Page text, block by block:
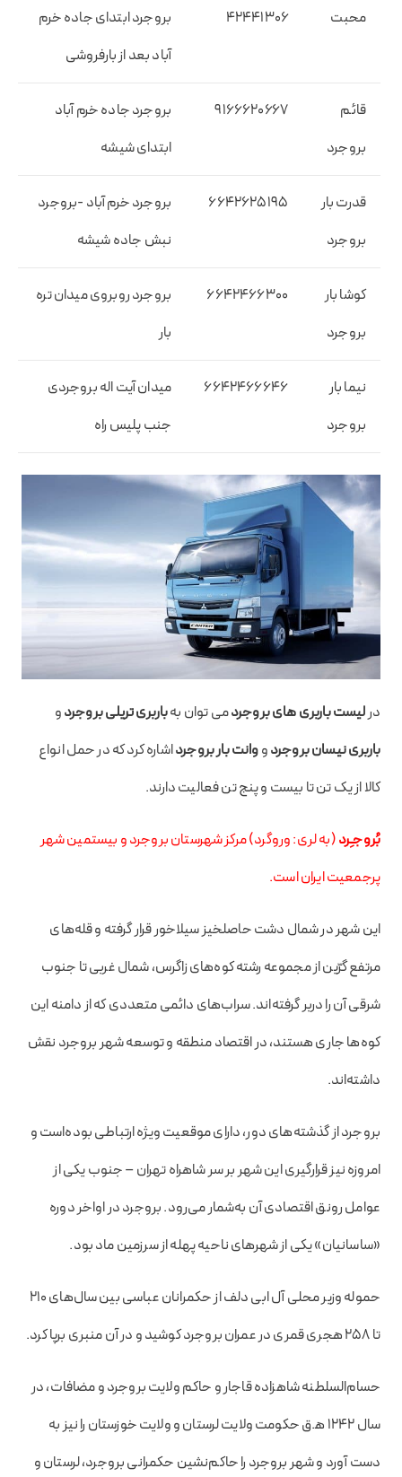
محبت ۴۲۴۴۱۳۰۶
بروجرد ابتدای جاده خرم
آباد بعد از بارفروشی
قائم
بروجرد
۹۱۶۶۶۲۰۶۶۷
بروجرد جاده خرم آباد
ابتدای شیشه
قدرت بار
بروجرد
۶۶۴۲۶۲۵۱۹۵
بروجرد خرم آباد -بروجرد
نبش جاده شیشه
کوشا بار
بروجرد
۶۶۴۲۴۶۶۳۰۰
بروجرد روبروی میدان تره
بار
نیما بار
بروجرد
۶۶۴۲۴۶۶۶۴۶
میدان آیت اله بروجردی
جنب پلیس راه
درلیست باربری های بروجردمی توان بهباربری تریلی بروجردو
باربری نیسان بروجردووانت بار بروجرداشاره کرد که در حمل انواع
کالا از یک تن تا بیست و پنج تن فعالیت دارند.
بُروجـِرد(به لری:وروگرد) مرکز شهرستان بروجرد و بیستمین شهر
پرجمعیت ایران است.
این شهر در شمال دشت حاصلخیز سیلاخور قرار گرفته و قله‌های
مرتفع گرّین از مجموعه رشته کوه‌های زاگرس، شمال غربی تا جنوب
شرقی آن را دربر گرفته‌اند. سراب‌های دائمی متعددی که از دامنه این
کوه‌ها جاری هستند، در اقتصاد منطقه و توسعه شهر بروجرد نقش
داشته‌اند.
بروجرد از گذشته‌های دور، دارای موقعیت ویژه ارتباطی بوده‌است و
امروزه نیز قرارگیری این شهر بر سر شاهراه تهران – جنوب یکی از
عوامل رونق اقتصادی آن به‌شمار می‌رود. بروجرد در اواخر دوره
«ساسانیان» یکی از شهرهای ناحیه پهله از سرزمین ماد بود.
حموله وزیر محلی آل ابی دلف از حکمرانان عباسی بین سال‌های ۲۱۰
تا ۲۵۸ هجری قمری در عمران بروجرد کوشید و در آن منبری برپا کرد.
حسام‌السلطنه شاهزاده قاجار و حاکم ولایت بروجرد و مضافات، در
سال ۱۲۴۲ ه‍.ق حکومت ولایت لرستان و ولایت خوزستان را نیز به
دست آورد و شهر بروجرد را حاکم‌نشین حکمرانی بروجرد، لرستان و